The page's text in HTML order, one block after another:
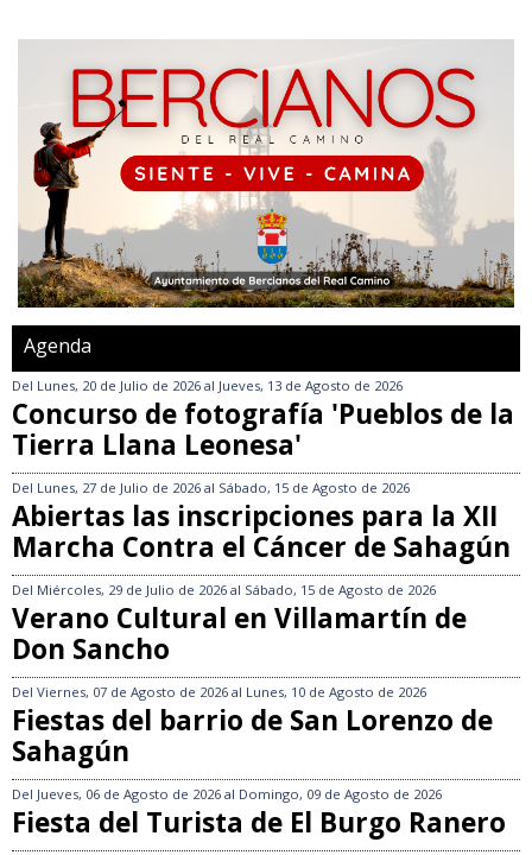
Agenda
Del Lunes, 20 de Julio de 2026 al Jueves, 13 de Agosto de 2026
Concurso de fotografía 'Pueblos de la
Tierra Llana Leonesa'
Del Lunes, 27 de Julio de 2026 al Sábado, 15 de Agosto de 2026
Abiertas las inscripciones para la XII
Marcha Contra el Cáncer de Sahagún
Del Miércoles, 29 de Julio de 2026 al Sábado, 15 de Agosto de 2026
Verano Cultural en Villamartín de
Don Sancho
Del Viernes, 07 de Agosto de 2026 al Lunes, 10 de Agosto de 2026
Fiestas del barrio de San Lorenzo de
Sahagún
Del Jueves, 06 de Agosto de 2026 al Domingo, 09 de Agosto de 2026
Fiesta del Turista de El Burgo Ranero